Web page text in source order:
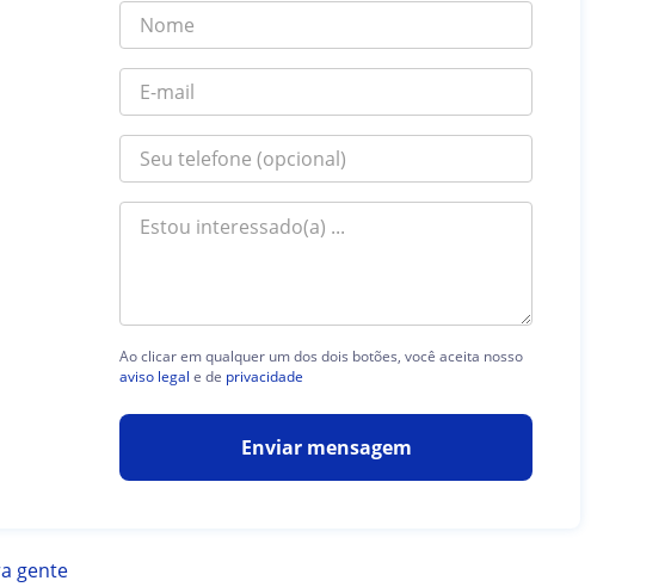
Ao clicar em qualquer um dos dois botões, você aceita nosso
aviso legal e de privacidade
Enviar mensagem
gente